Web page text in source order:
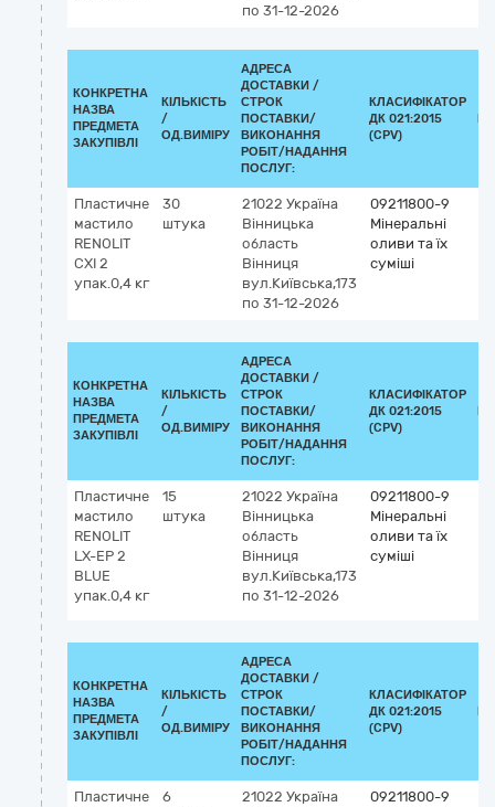
по 31-12-2026
КОНКРЕТНА
НАЗВА
ПРЕДМЕТА
ЗАКУПІВЛІ
КІЛЬКІСТЬ
/
ОД.ВИМІРУ
АДРЕСА
ДОСТАВКИ /
СТРОК
ПОСТАВКИ/
ВИКОНАННЯ
РОБІТ/НАДАННЯ
ПОСЛУГ:
КЛАСИФІКАТОР
ДК 021:2015
(CPV)
Пластичне
мастило
RENOLIT
СХI 2
упак.0,4 кг
30
штука
21022 Україна
Вінницька
область
Вінниця
вул.Київська,173
по 31-12-2026
09211800-9
Мінеральні
оливи та їх
суміші
КОНКРЕТНА
НАЗВА
ПРЕДМЕТА
ЗАКУПІВЛІ
КІЛЬКІСТЬ
/
ОД.ВИМІРУ
АДРЕСА
ДОСТАВКИ /
СТРОК
ПОСТАВКИ/
ВИКОНАННЯ
РОБІТ/НАДАННЯ
ПОСЛУГ:
КЛАСИФІКАТОР
ДК 021:2015
(CPV)
Пластичне
мастило
RENOLIT
LX-EP 2
BLUE
упак.0,4 кг
15
штука
21022 Україна
Вінницька
область
Вінниця
вул.Київська,173
по 31-12-2026
09211800-9
Мінеральні
оливи та їх
суміші
КОНКРЕТНА
НАЗВА
ПРЕДМЕТА
ЗАКУПІВЛІ
КІЛЬКІСТЬ
/
ОД.ВИМІРУ
АДРЕСА
ДОСТАВКИ /
СТРОК
ПОСТАВКИ/
ВИКОНАННЯ
РОБІТ/НАДАННЯ
ПОСЛУГ:
КЛАСИФІКАТОР
ДК 021:2015
(CPV)
Пластичне
6
21022 Україна
09211800-9